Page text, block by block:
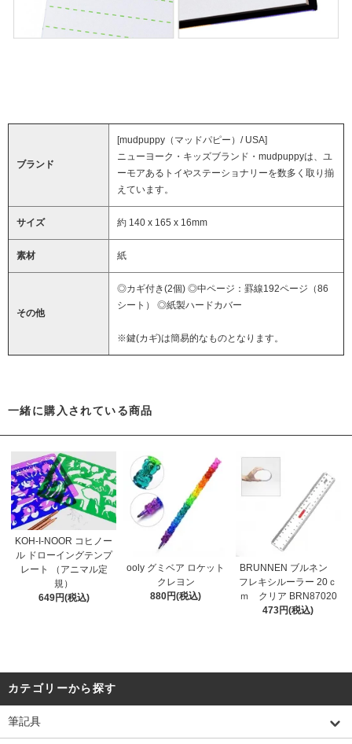
ブランド
[mudpuppy（マッドパピー）/ USA]
ニューヨーク・キッズブランド・mudpuppyは、ユ
ーモアあるトイやステーショナリーを数多く取り揃
えています。
サイズ 約 140 x 165 x 16mm
素材 紙
その他
◎カギ付き(2個) ◎中ページ：罫線192ページ（86
シート） ◎紙製ハードカバー
※鍵(カギ)は簡易的なものとなります。
一緒に購入されている商品
KOH-I-NOOR コヒノー
ル ドローイングテンプ
レート （アニマル定
規）
649円(税込)
ooly グミベア ロケット
クレヨン
880円(税込)
BRUNNEN ブルネン
フレキシルーラー 20ｃ
ｍ クリア BRN87020
473円(税込)
カテゴリーから探す
筆記具